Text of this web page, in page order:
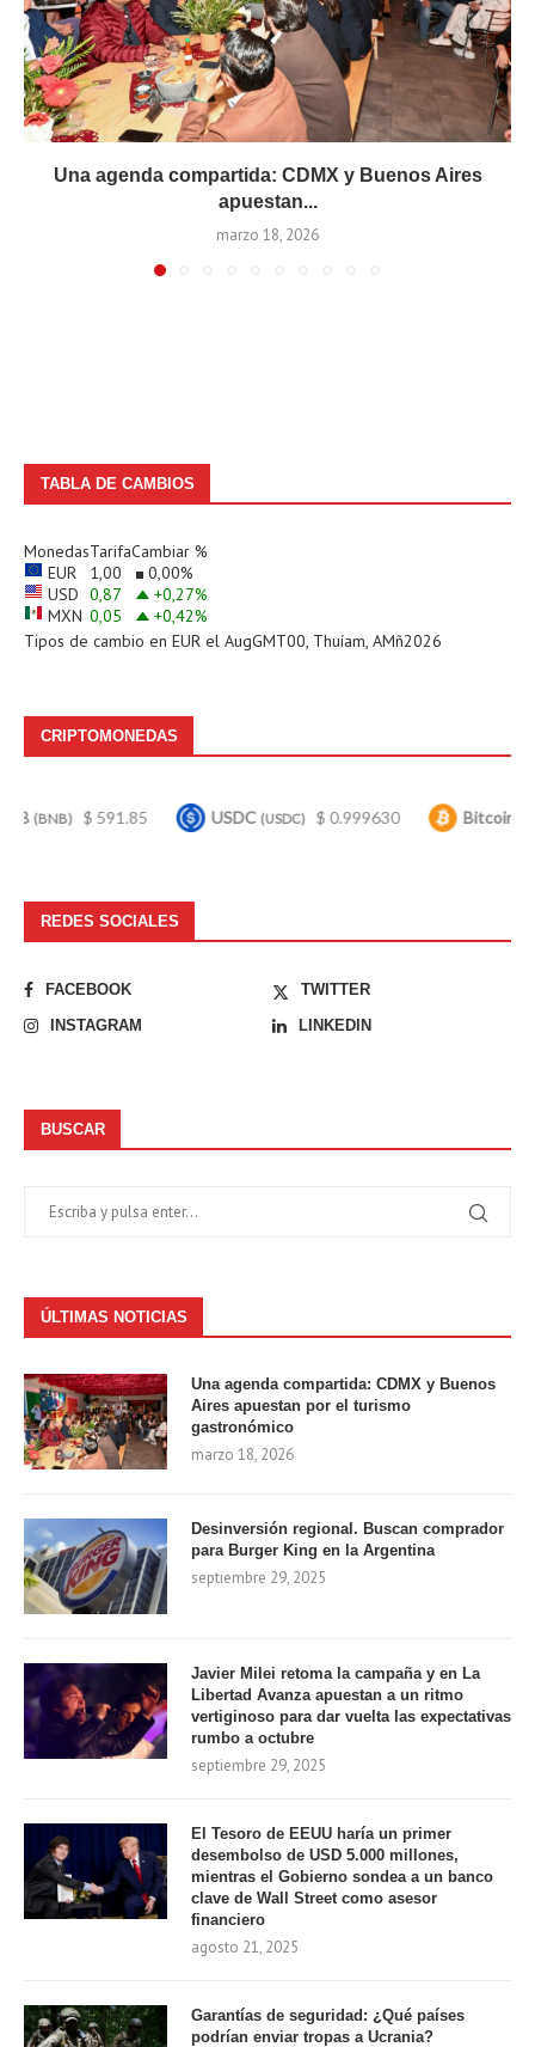
Una agenda compartida: CDMX y Buenos Aires
apuestan...
marzo 18, 2026
TABLA DE CAMBIOS
MonedasTarifaCambiar %
EUR
1,00 0,00%
USD 0,87 +0,27%
MXN 0,05 +0,42%
Tipos de cambio en EUR el AugGMT00, Thuíam, AMñ2026
CRIPTOMONEDAS
$ 591.85 USDC(USDC) $ 0.999630 Bitcoin(BTC) $
REDES SOCIALES
FACEBOOK
TWITTER
INSTAGRAM
LINKEDIN
BUSCAR
ÚLTIMAS NOTICIAS
Una agenda compartida: CDMX y Buenos
Aires apuestan por el turismo
gastronómico
marzo 18, 2026
Desinversión regional. Buscan comprador
para Burger King en la Argentina
septiembre 29, 2025
Javier Milei retoma la campaña y en La
Libertad Avanza apuestan a un ritmo
vertiginoso para dar vuelta las expectativas
rumbo a octubre
septiembre 29, 2025
El Tesoro de EEUU haría un primer
desembolso de USD 5.000 millones,
mientras el Gobierno sondea a un banco
clave de Wall Street como asesor
financiero
agosto 21, 2025
Garantías de seguridad: ¿Qué países
podrían enviar tropas a Ucrania?